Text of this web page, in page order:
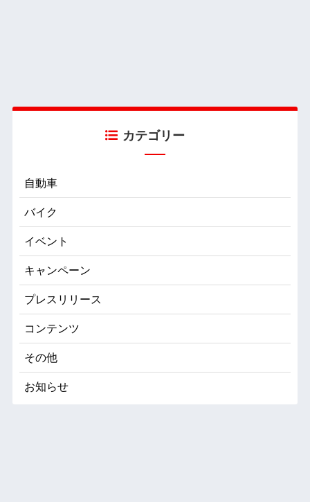
カテゴリー
自動車
バイク
イベント
キャンペーン
プレスリリース
コンテンツ
その他
お知らせ